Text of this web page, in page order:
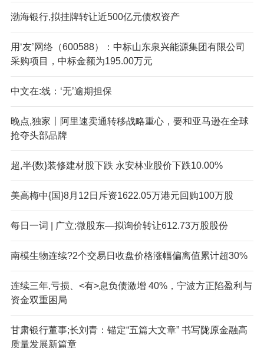
渤海银行,拟挂牌转让近500亿元债权资产
用‘友’网络（600588）：中标山东泉兴能源集团有限公司
采购项目，中标金额为195.00万元
中文在:线：‘无’逾期担保
晚点,独家丨阿里速卖通转移战略重心，要和亚马逊在全球
抢夺头部品牌
超,半{数}装修建材股下跌 永安林业股价下跌10.00%
美高梅中{国}8月12日斥资1622.05万港元回购100万股
每日一词 | 广立;微股东—拟询价转让612.73万股股份
南模生物连续?2个交易日收盘价格涨幅偏离值累计超30%
连续三年,亏损、<有>息负债激增 40%，宁波方正陷盈利与
资金双重困局
甘肃银行董事;长刘青：锚定“五篇大文章” 书写陇原金融高
质量发展新篇章